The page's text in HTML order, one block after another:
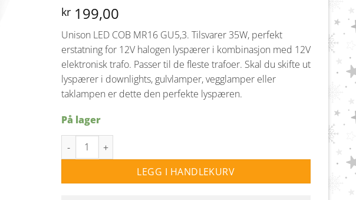
kr199,00
Unison LED COB MR16 GU5,3. Tilsvarer 35W, perfekt
erstatning for 12V halogen lyspærer i kombinasjon med 12V
elektronisk trafo. Passer til de fleste trafoer. Skal du skifte ut
lyspærer i downlights, gulvlamper, vegglamper eller
taklampen er dette den perfekte lyspæren.
På lager
LED COB MR16 GU5,3 Dimbar 5W 345lm 2700K antall
LEGG I HANDLEKURV